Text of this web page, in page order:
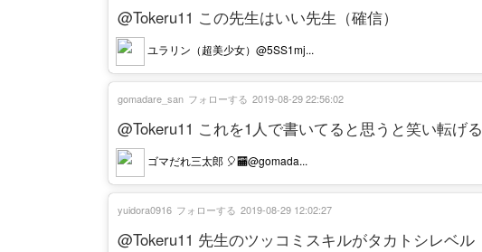
@Tokeru11 この先生はいい先生（確信）
ユラリン（超美少女）@5SS1mj...
@Tokeru11 これを1人で書いてると思うと笑い転げる
ゴマだれ三太郎 🎈🏧@gomada...
gomadare_san フォローする 2019-08-29 22:56:02
@Tokeru11 先生のツッコミスキルがタカトシレベル
yuidora0916 フォローする 2019-08-29 12:02:27